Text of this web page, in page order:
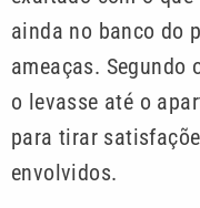
ainda no banco do
ameaças. Segundo
o levasse até o
para tirar
envolvidos.